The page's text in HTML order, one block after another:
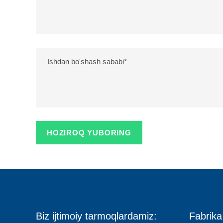
Biz ijtimoiy tarmoqlardamiz: